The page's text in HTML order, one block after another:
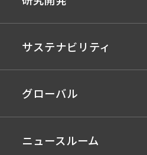
サステナビリティ
グローバル
ニュースルーム